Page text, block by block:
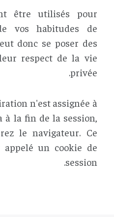
être utilisés pour
vos habitudes de
donc se poser des
respect de la vie
privée.
n'est assignée à
à la fin de la session,
le navigateur. Ce
un cookie de
session.